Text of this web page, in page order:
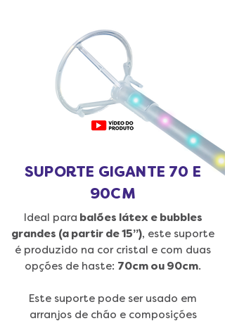
SUPORTE GIGANTE 70 E
90CM
Ideal para balões látex e bubbles
grandes (a partir de 15”), este suporte
é produzido na cor cristal e com duas
opções de haste: 70cm ou 90cm.
Este suporte pode ser usado em
arranjos de chão e composições